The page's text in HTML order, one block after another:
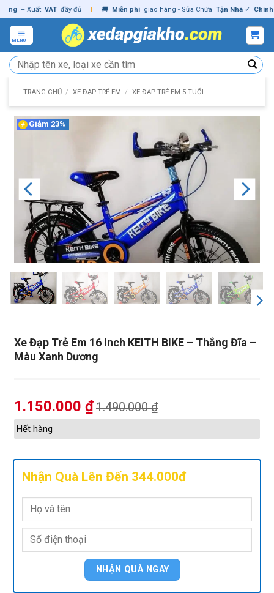
Skip
to
content
– Xuất VAT đầy đủ | 🚚 Miễn phí giao hàng - Sửa Chữa Tận Nhà ✓ Chính
MENU
Tìm
kiếm:
TRANG CHỦ / XE ĐẠP TRẺ EM / XE ĐẠP TRẺ EM 5 TUỔI
Xe Đạp Trẻ Em 16 Inch KEITH BIKE – Thắng Đĩa –
Màu Xanh Dương
Giảm 23%
1.150.000 ₫1.490.000₫
Hết hàng
Nhận Quà Lên Đến 344.000đ